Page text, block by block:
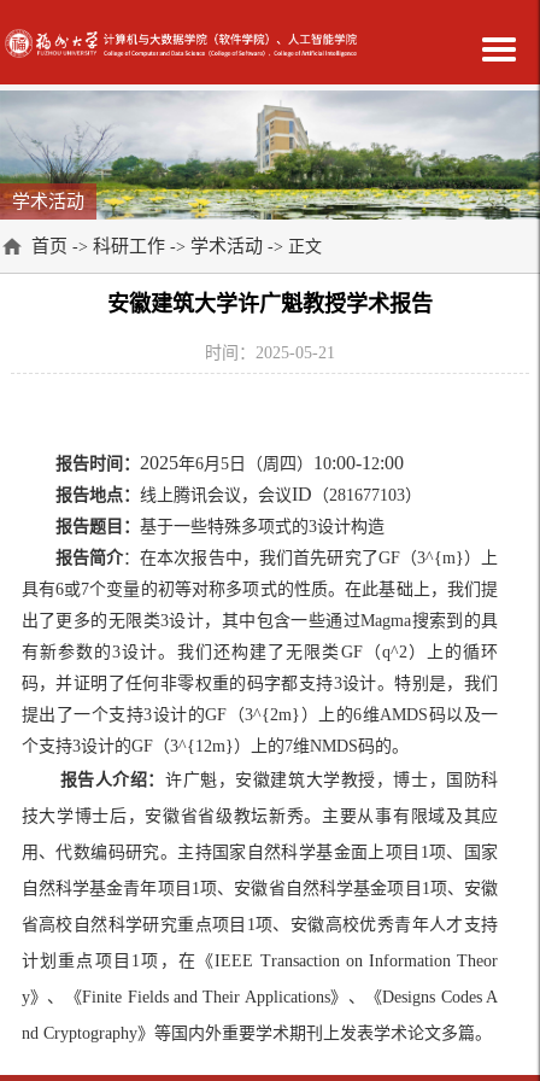
学术活动
首页 -> 科研工作 -> 学术活动 -> 正文
安徽建筑大学许广魁教授学术报告
时间：2025-05-21
报告时间： 2025年6月 5日（周 四 ） 1 0:00-1 2:00
报告地点： 线上腾讯会议，会议ID （281677103）
报告题目： 基于一些特殊多项式的3设计构造
报告简介：在本次报告中，我们首先研究了GF（3^{m}）上
具有6或7个变量的初等对称多项式的性质。在此基础上，我们提
出了更多的无限类3设计，其中包含一些通过Magma搜索到的具
有新参数的3设计。我们还构建了无限类 GF（q^2）上的循环
码，并证明了任何非零权重的码字都支持3设计。特别是，我们
提出了一个支持3设计的GF （3^{2m} ）上的6维AMDS码以及一
个支持3设计的GF（3^{12m}）上的7维NMDS码的。
报告人介绍：许广魁，安徽建筑大学教授，博士，国防科
技大学博士后，安徽省省级教坛新秀。主要从事有限域及其应
用、代数编码研究。主持国家自然科学基金面上项目 1项、国家
自然科学基金青年项目 1项、安徽省自然科学基金项目 1项、安徽
省高校自然科学研究重点项目 1项、安徽高校优秀青年人才支持
计划重点项目 1项，在《IEEE Transaction on Information Theor
y》、《Finite Fields and Their Applications》、《Designs Codes A
nd Cryptography》等国内外重要学术期刊上发表学术论文多篇。